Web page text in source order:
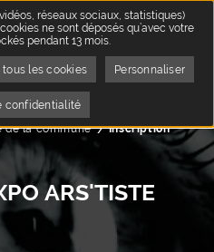
:
de la commune
Inscription
ARS'TISTE
réseaux sociaux, statistiques)
ne sont déposés qu’avec votre
pendant 13 mois.
tous les cookies Personnaliser
confidentialité